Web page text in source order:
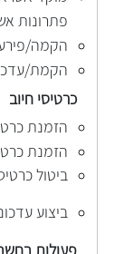
פתרונות
הקמה/
הקמת/
כרטיסי חיוב
הזמנת
הזמנת
ביטול
ביצוע